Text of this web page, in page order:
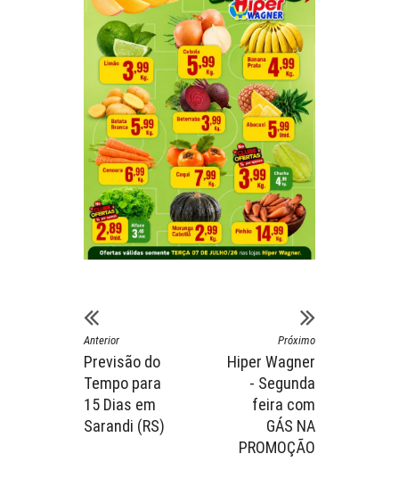
Anterior
Previsão do
Tempo para
15 Dias em
Sarandi (RS)
Próximo
Hiper Wagner
- Segunda
feira com
GÁS NA
PROMOÇÃO